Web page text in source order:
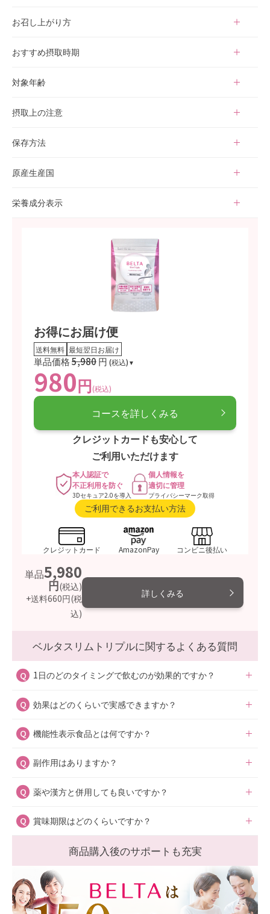
お召し上がり方
おすすめ摂取時期
対象年齢
摂取上の注意
せん。
画している者を含む。）及び授乳婦を対象に開発された食品では
・体調に異変を感じた際は、速やかに摂取を中止し、医師にご相
・疾病に罹患している場合は医師に、医薬品を服用している場合
は医師、薬剤師にご相談ください。
・本品は、多量摂取により疾病が治癒したり、より健康が増進す
るものではありません。1日の摂取目安量を守ってください。
・食生活は、主食、主菜、副菜を基本に、食事のバランスを。
保存方法
・開封後はお早めにお召し上がりください。
・高温多湿、直射日光を避け、涼しい場所に保存してください。
原産生産国
栄養成分表示
化物 0.567g、食塩相当量 0～0.01g
※1日の摂取目安（2粒）あたり
お得にお届け便
送料無料 最短翌日お届け
単品価格5,980円 (税込)
980円(税込)
コースを詳しくみる
クレジットカードも安心して
ご利用いただけます
本人認証で
不正利用を防ぐ
3Dセキュア2.0を導入
個人情報を
適切に管理
プライバシーマーク取得
ご利用できるお支払い方法
クレジットカード AmazonPay コンビニ後払い
単品5,980
円(税込)
+送料660円(税
込)
詳しくみる
ベルタスリムトリプルに関するよくある質問
1日のどのタイミングで飲むのが効果的ですか？
1日2粒を目安にカロリーが気になる食事の前にお召し上が
とができます。
さい。腸内細菌は夜寝ている時に活発になります。
ください。
効果はどのくらいで実感できますか？
サプリメントはゆっくりと時間をかけて働きかけるもので
ただき、様子を見ることをおすすめします。
機能性表示食品とは何ですか？
機能性表示食品は研究などによって機能性が証明された食
ルタスリムトリプルは消費者庁の認可を受けて製造・販売
副作用はありますか？
副作用の心配はございません。過剰摂取に注意し、摂取目
薬や漢方と併用しても良いですか？
基本的には問題ございませんが、まれに飲み合わせに注意
が必要な場合があります。ご心配な場合は、医師または薬
剤師にご相談ください。
薬剤師へのご相談はこちら
賞味期限はどのくらいですか？
商品裏面に賞味期限を明記しております。ご参考くださ
い。
開封後は30日間を目処にお飲みください。
商品購入後のサポートも充実